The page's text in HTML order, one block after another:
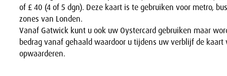
of £ 40 (4 of 5 dgn). Deze kaart is te gebruiken voor metro,
zones van Londen.
Vanaf Gatwick kunt u ook uw Oystercard gebruiken maar
bedrag vanaf gehaald waardoor u tijdens uw verblijf de kaart
opwaarderen.